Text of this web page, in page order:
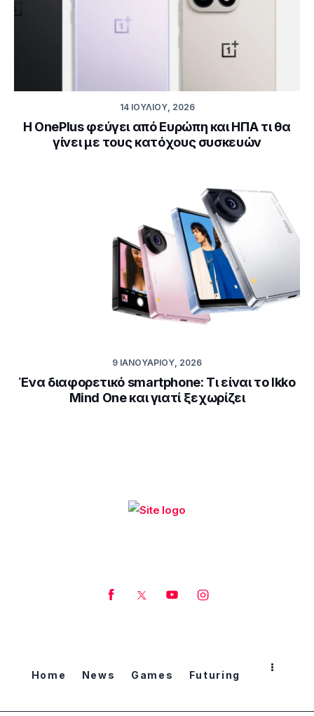
14 ΙΟΥΛΊΟΥ, 2026
Η OnePlus φεύγει από Ευρώπη και ΗΠΑ τι θα
γίνει με τους κατόχους συσκευών
9 ΙΑΝΟΥΑΡΊΟΥ, 2026
Ένα διαφορετικό smartphone: Τι είναι το Ikko
Mind One και γιατί ξεχωρίζει
Home News Games Futuring